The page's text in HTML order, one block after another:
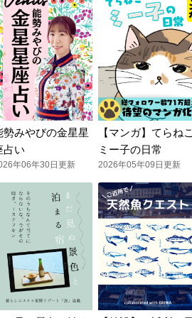
勢みやびの金星星
占い
年06年30日更新
【マンガ】てらねこ
ミー子の日常
2026年05年09日更新